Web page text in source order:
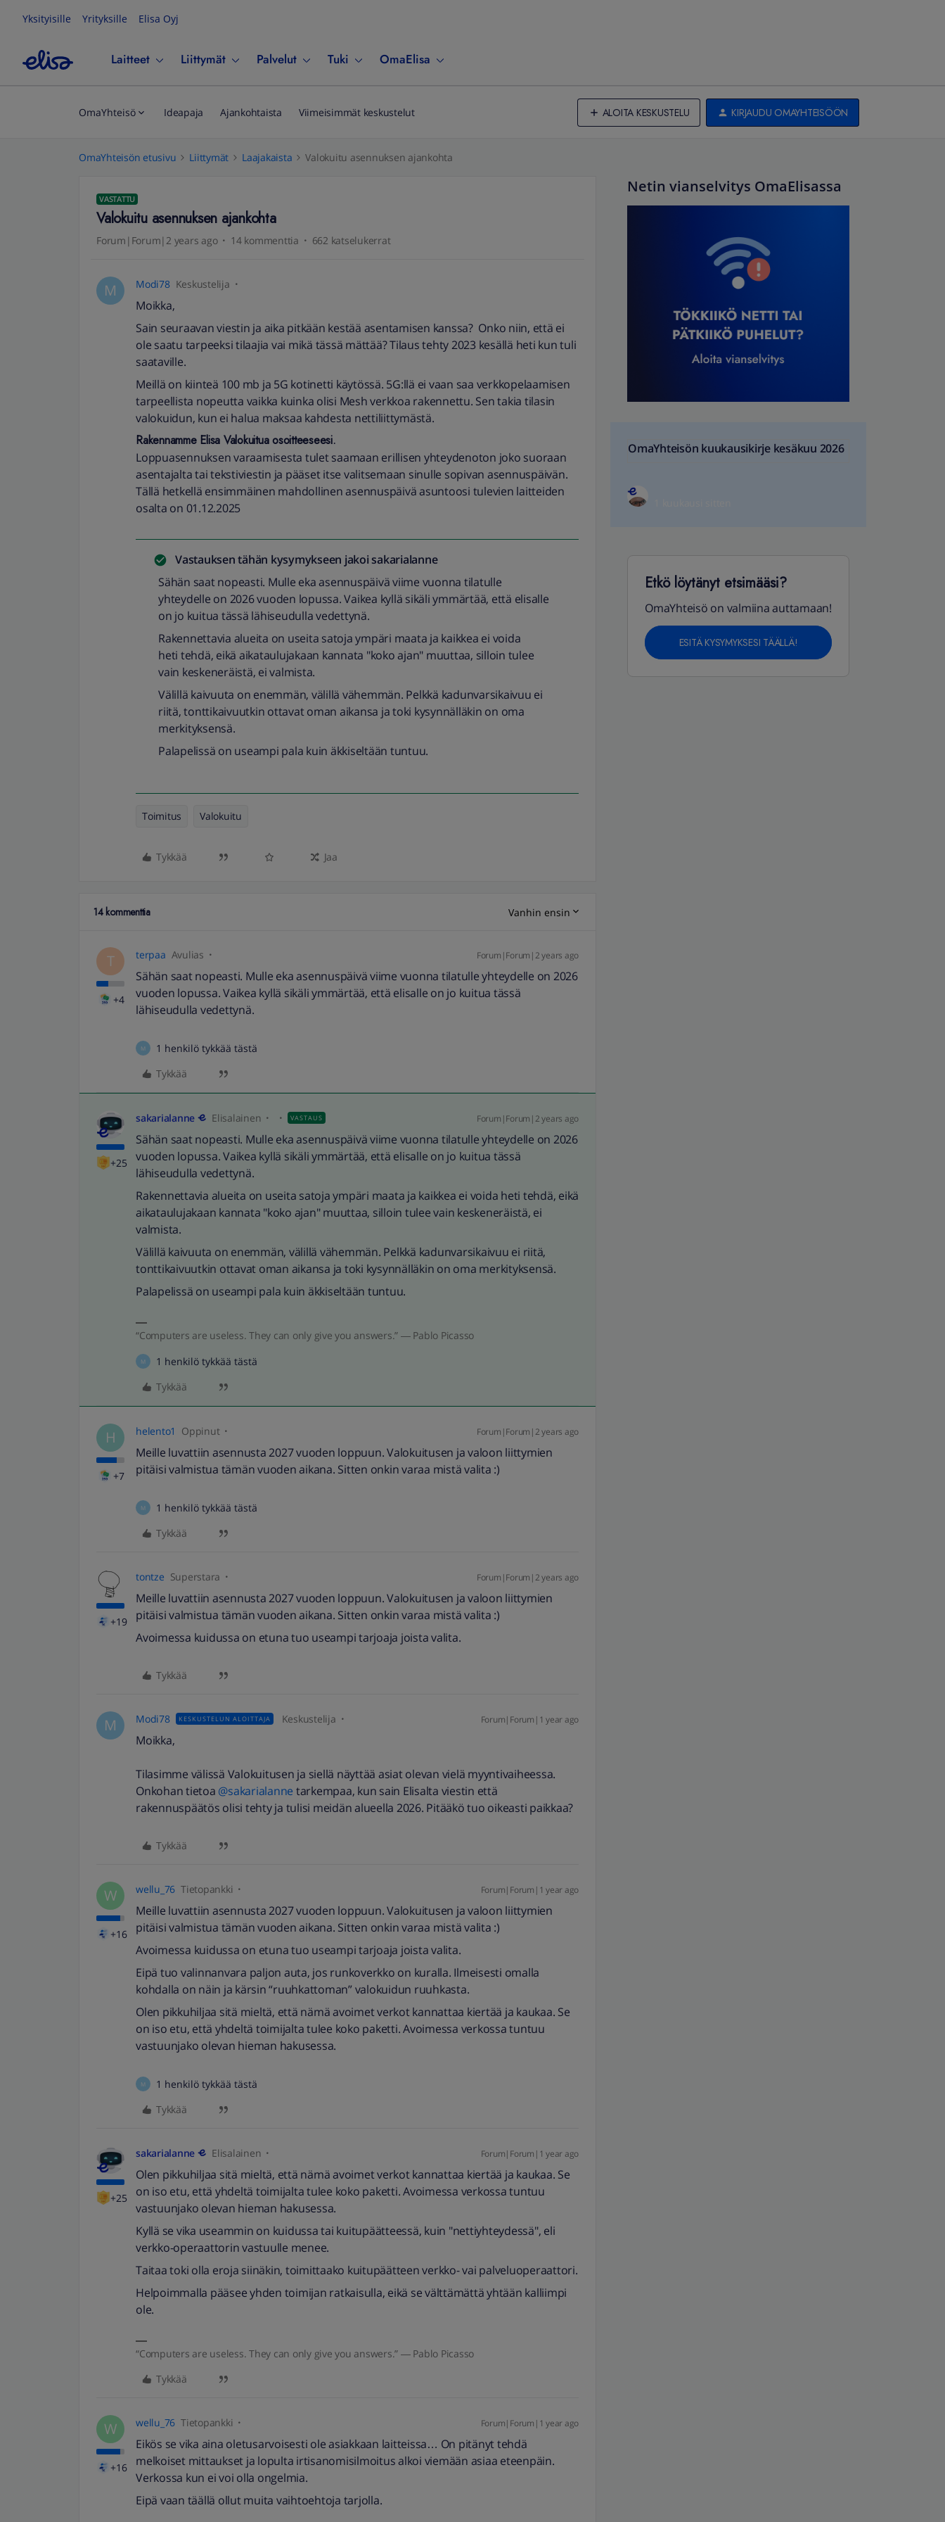
Yksityisille Yrityksille Elisa Oyj
Laitteet Liittymät Palvelut Tuki OmaElisa
OmaYhteisö Ideapaja Ajankohtaista Viimeisimmät keskustelut ALOITA KESKUSTELU KIRJAUDU OMAYHTEISÖÖN
OmaYhteisön etusivu Liittymät Laajakaista Valokuitu asennuksen ajankohta
VASTATTU
Valokuitu asennuksen ajankohta
Forum|Forum|2 years ago 14 kommenttia 662 katselukerrat
M Modi78 Keskustelija
Moikka,
Sain seuraavan viestin ja aika pitkään kestää asentamisen kanssa? Onko niin, että ei
ole saatu tarpeeksi tilaajia vai mikä tässä mättää? Tilaus tehty 2023 kesällä heti kun tuli
saataville.
Meillä on kiinteä 100 mb ja 5G kotinetti käytössä. 5G:llä ei vaan saa verkkopelaamisen
tarpeellista nopeutta vaikka kuinka olisi Mesh verkkoa rakennettu. Sen takia tilasin
valokuidun, kun ei halua maksaa kahdesta nettiliittymästä.
Rakennamme Elisa Valokuitua osoitteeseesi.
Loppuasennuksen varaamisesta tulet saamaan erillisen yhteydenoton joko suoraan
asentajalta tai tekstiviestin ja pääset itse valitsemaan sinulle sopivan asennuspäivän.
Tällä hetkellä ensimmäinen mahdollinen asennuspäivä asuntoosi tulevien laitteiden
osalta on 01.12.2025
Vastauksen tähän kysymykseen jakoisakarialanne
Sähän saat nopeasti. Mulle eka asennuspäivä viime vuonna tilatulle
yhteydelle on 2026 vuoden lopussa. Vaikea kyllä sikäli ymmärtää, että elisalle
on jo kuitua tässä lähiseudulla vedettynä.
Rakennettavia alueita on useita satoja ympäri maata ja kaikkea ei voida
heti tehdä, eikä aikataulujakaan kannata "koko ajan" muuttaa, silloin tulee
vain keskeneräistä, ei valmista.
Välillä kaivuuta on enemmän, välillä vähemmän. Pelkkä kadunvarsikaivuu ei
riitä, tonttikaivuutkin ottavat oman aikansa ja toki kysynnälläkin on oma
merkityksensä.
Palapelissä on useampi pala kuin äkkiseltään tuntuu.
Toimitus Valokuitu
Tykkää Jaa
14 kommenttia Vanhin ensin
T
+4
terpaa Avulias Forum|Forum|2 years ago
Sähän saat nopeasti. Mulle eka asennuspäivä viime vuonna tilatulle yhteydelle on 2026
vuoden lopussa. Vaikea kyllä sikäli ymmärtää, että elisalle on jo kuitua tässä
lähiseudulla vedettynä.
M
1 henkilö tykkää tästä
Tykkää
+25
sakarialanne Elisalainen VASTAUS Forum|Forum|2 years ago
Sähän saat nopeasti. Mulle eka asennuspäivä viime vuonna tilatulle yhteydelle on 2026
vuoden lopussa. Vaikea kyllä sikäli ymmärtää, että elisalle on jo kuitua tässä
lähiseudulla vedettynä.
Rakennettavia alueita on useita satoja ympäri maata ja kaikkea ei voida heti tehdä, eikä
aikataulujakaan kannata "koko ajan" muuttaa, silloin tulee vain keskeneräistä, ei
valmista.
Välillä kaivuuta on enemmän, välillä vähemmän. Pelkkä kadunvarsikaivuu ei riitä,
tonttikaivuutkin ottavat oman aikansa ja toki kysynnälläkin on oma merkityksensä.
Palapelissä on useampi pala kuin äkkiseltään tuntuu.
“Computers are useless. They can only give you answers.” ― Pablo Picasso
M
1 henkilö tykkää tästä
Tykkää
H
+7
helento1 Oppinut Forum|Forum|2 years ago
Meille luvattiin asennusta 2027 vuoden loppuun. Valokuitusen ja valoon liittymien
pitäisi valmistua tämän vuoden aikana. Sitten onkin varaa mistä valita :)
M
1 henkilö tykkää tästä
Tykkää
+19
tontze Superstara Forum|Forum|2 years ago
Meille luvattiin asennusta 2027 vuoden loppuun. Valokuitusen ja valoon liittymien
pitäisi valmistua tämän vuoden aikana. Sitten onkin varaa mistä valita :)
Avoimessa kuidussa on etuna tuo useampi tarjoaja joista valita.
Tykkää
M Modi78 KESKUSTELUN ALOITTAJA Keskustelija Forum|Forum|1 year ago
Moikka,
Tilasimme välissä Valokuitusen ja siellä näyttää asiat olevan vielä myyntivaiheessa.
Onkohan tietoa ​ @sakarialanne tarkempaa, kun sain Elisalta viestin että
rakennuspäätös olisi tehty ja tulisi meidän alueella 2026. Pitääkö tuo oikeasti paikkaa?
Tykkää
W
+16
wellu_76 Tietopankki Forum|Forum|1 year ago
Meille luvattiin asennusta 2027 vuoden loppuun. Valokuitusen ja valoon liittymien
pitäisi valmistua tämän vuoden aikana. Sitten onkin varaa mistä valita :)
Avoimessa kuidussa on etuna tuo useampi tarjoaja joista valita.
Eipä tuo valinnanvara paljon auta, jos runkoverkko on kuralla. Ilmeisesti omalla
kohdalla on näin ja kärsin “ruuhkattoman” valokuidun ruuhkasta.
Olen pikkuhiljaa sitä mieltä, että nämä avoimet verkot kannattaa kiertää ja kaukaa. Se
on iso etu, että yhdeltä toimijalta tulee koko paketti. Avoimessa verkossa tuntuu
vastuunjako olevan hieman hakusessa.
M
1 henkilö tykkää tästä
Tykkää
+25
sakarialanne Elisalainen Forum|Forum|1 year ago
Olen pikkuhiljaa sitä mieltä, että nämä avoimet verkot kannattaa kiertää ja kaukaa. Se
on iso etu, että yhdeltä toimijalta tulee koko paketti. Avoimessa verkossa tuntuu
vastuunjako olevan hieman hakusessa.
Kyllä se vika useammin on kuidussa tai kuitupäätteessä, kuin "nettiyhteydessä", eli
verkko-operaattorin vastuulle menee.
Taitaa toki olla eroja siinäkin, toimittaako kuitupäätteen verkko- vai palveluoperaattori.
Helpoimmalla pääsee yhden toimijan ratkaisulla, eikä se välttämättä yhtään kalliimpi
ole.
“Computers are useless. They can only give you answers.” ― Pablo Picasso
Tykkää
W
+16
wellu_76 Tietopankki Forum|Forum|1 year ago
Eikös se vika aina oletusarvoisesti ole asiakkaan laitteissa… On pitänyt tehdä
melkoiset mittaukset ja lopulta irtisanomisilmoitus alkoi viemään asiaa eteenpäin.
Verkossa kun ei voi olla ongelmia.
Eipä vaan täällä ollut muita vaihtoehtoja tarjolla.
Netin vianselvitys OmaElisassa
OmaYhteisön kuukausikirje kesäkuu 2026
Etkö löytänyt etsimääsi?
OmaYhteisö on valmiina auttamaan!
ESITÄ KYSYMYKSESI TÄÄLLÄ!